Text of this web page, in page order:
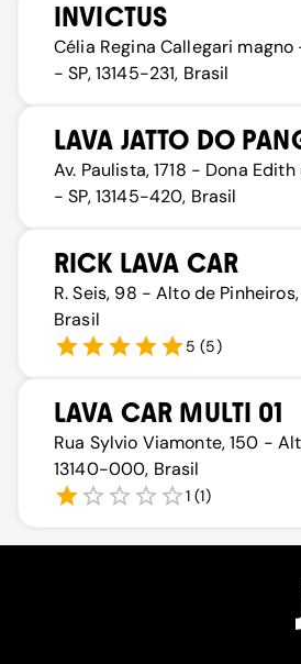
INVICTUS
Célia Regina Callegari
- SP, 13145-231, Brasil
LAVA JATTO DO
Av. Paulista, 1718 - Dona
- SP, 13145-420, Brasil
RICK LAVA CAR
R. Seis, 98 - Alto de
Brasil
5 (5)
LAVA CAR MULTI 01
Rua Sylvio Viamonte, 150 -
13140-000, Brasil
1 (1)